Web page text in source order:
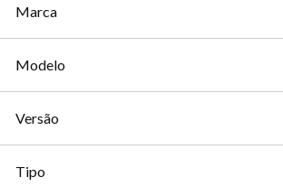
Marca
Modelo
Versão
Tipo